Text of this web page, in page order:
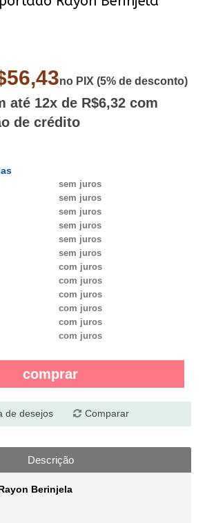
no PIX (5% de desconto)
até 12x de R$6,32 com
de crédito
sem juros
sem juros
sem juros
sem juros
sem juros
sem juros
com juros
com juros
com juros
com juros
com juros
com juros
comprar
de desejos Comparar
Descrição
Berinjela